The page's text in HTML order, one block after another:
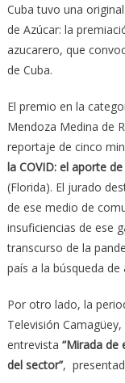
Cuba tuvo una
de Azúcar: la
azucarero, que
de Cuba.
El premio en la
Mendoza Medina de
reportaje de cinco
la COVID: el aporte
(Florida). El jurado
de ese medio de
insuficiencias de ese
transcurso de la
país a la búsqueda
Por otro lado, la
Televisión
entrevista “Mirada de
del sector”,